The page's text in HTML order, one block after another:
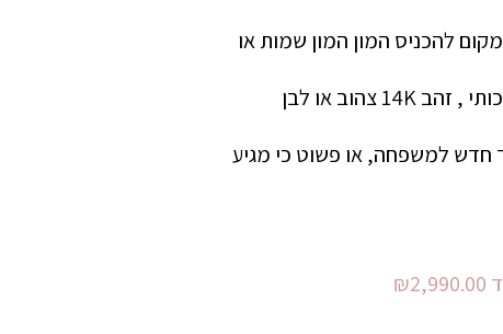
להכניס המון המון שמות או
זמין לרכישה בכסף 925 , ציפוי זהב או רוזגולד איכותי , זהב 14K צהוב או לבן
חדש למשפחה, או פשוט כי מגיע